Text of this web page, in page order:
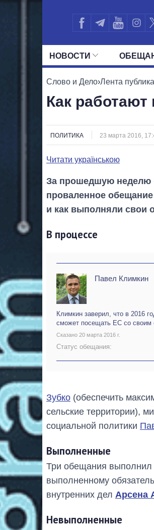
НОВОСТИ
ВСЕ
Слово и Дело›Лента
Как
ПОЛИТИКА 23 марта 2016,
Читати українською
За прошедшую неделю
проваленное
и как выполняли свои
В процессе
Павел Климкин
Климкин заверил, что в 2016
сможет посещать ЕС со своим
Сказано 20 марта 2016 г.
Статус обещания:
Зубко (обеспечить
сельские территории),
социальной политики
Выполненные
Три обещания выполнил
выполненному
внутренних дел Арсена
Невыполненные